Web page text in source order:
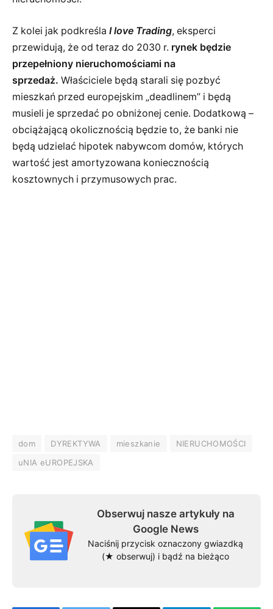
Z kolei jak podkreśla I love Trading, eksperci
przewidują, że od teraz do 2030 r. rynek będzie
przepełniony nieruchomościami na
sprzedaż. Właściciele będą starali się pozbyć
mieszkań przed europejskim „deadlinem” i będą
musieli je sprzedać po obniżonej cenie. Dodatkową –
obciążającą okolicznością będzie to, że banki nie
będą udzielać hipotek nabywcom domów, których
wartość jest amortyzowana koniecznością
kosztownych i przymusowych prac.
dom DYREKTYWA mieszkanie
NIERUCHOMOŚCI
uNIA eUROPEJSKA
Obserwuj nasze artykuły na
Google News
Naciśnij przycisk oznaczony gwiazdką
(★ obserwuj) i bądź na bieżąco